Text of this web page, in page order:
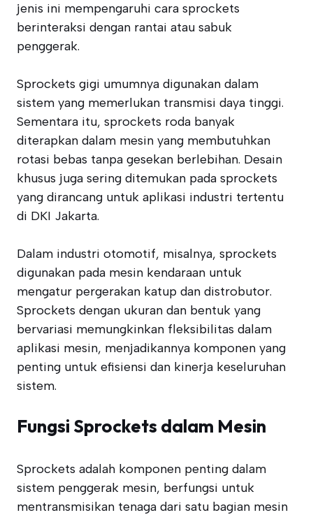
jenis ini mempengaruhi cara sprockets
berinteraksi dengan rantai atau sabuk
penggerak.
Sprockets gigi umumnya digunakan dalam
sistem yang memerlukan transmisi daya tinggi.
Sementara itu, sprockets roda banyak
diterapkan dalam mesin yang membutuhkan
rotasi bebas tanpa gesekan berlebihan. Desain
khusus juga sering ditemukan pada sprockets
yang dirancang untuk aplikasi industri tertentu
di DKI Jakarta.
Dalam industri otomotif, misalnya, sprockets
digunakan pada mesin kendaraan untuk
mengatur pergerakan katup dan distrobutor.
Sprockets dengan ukuran dan bentuk yang
bervariasi memungkinkan fleksibilitas dalam
aplikasi mesin, menjadikannya komponen yang
penting untuk efisiensi dan kinerja keseluruhan
sistem.
Fungsi Sprockets dalam Mesin
Sprockets adalah komponen penting dalam
sistem penggerak mesin, berfungsi untuk
mentransmisikan tenaga dari satu bagian mesin